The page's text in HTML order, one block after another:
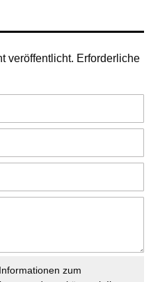
veröffentlicht. Erforderliche
zum